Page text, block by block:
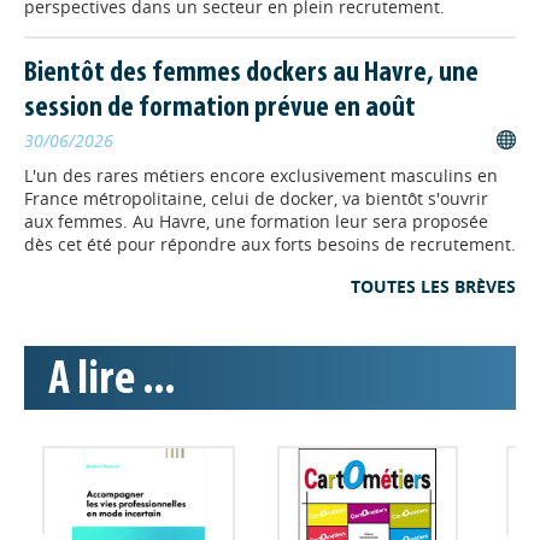
lycée agricole de Sées
Le nouveau diplôme nationalBachelor agro
niveau Bac +3 sera préparé, dès la
rentrée 2026, sur le Campus Terre &
l’agroalimentaire.
FORMATION// 26/05/2026
d’action massif avec toute la
des publics fragiles, France Travail annonce la mise en place
de ce plan d’action pour relever le défi des 500 000
recrutements d’ici à 2030.
perspectives dans un secteur en plein recrutement.
Bientôt des femmes dockers au Havre, une
session de formation prévue en août
30/06/2026
L'un des rares métiers encore exclusivement masculins en
France métropolitaine, celui de docker, va bientôt s'ouvrir
aux femmes. Au Havre, une formation leur sera proposée
dès cet été pour répondre aux forts besoins de recrutement.
TOUTES LES BRÈVES
A lire ...